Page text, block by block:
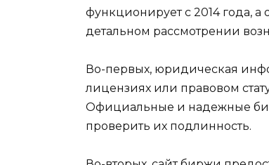
функционирует с 2014 года,
детальном рассмотрении
Во-первых, юридическая
лицензиях или правовом
Официальные и надежные
проверить их подлинность.